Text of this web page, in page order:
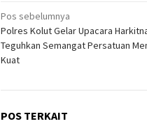
Navigasi
pos
Pos sebelumnya
Polres Kolut Gelar Upacara
Teguhkan Semangat Persatuan
Kuat
POS TERKAIT